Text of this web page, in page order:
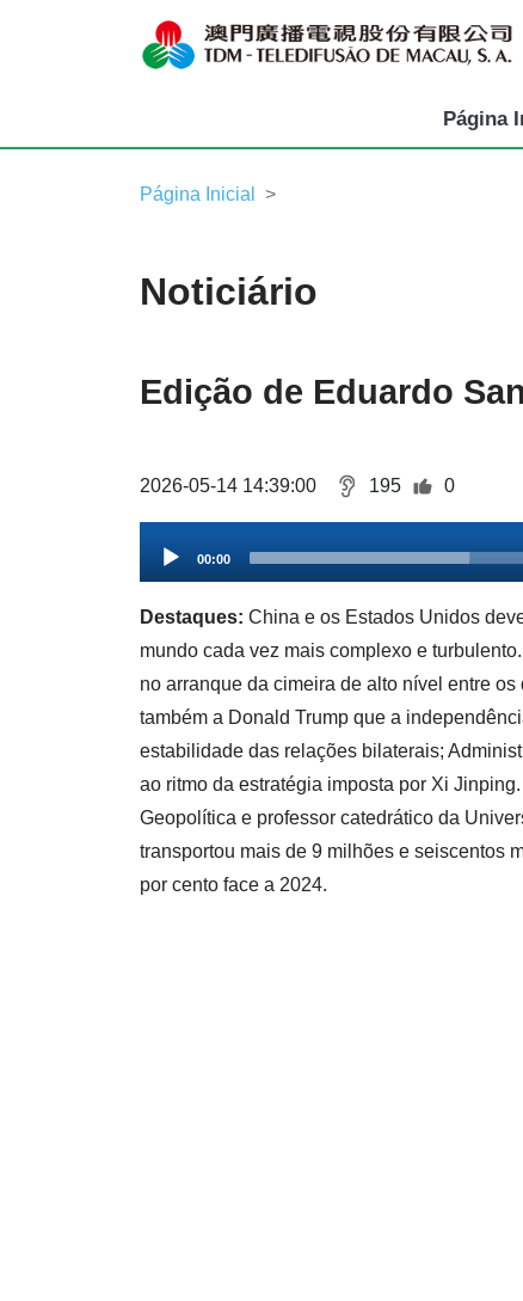
Página
Página Inicial
Noticiário
Edição de Eduardo
2026-05-14 14:39:00 195 0
Player
00:00
Destaques: China e os Estados Unidos
mundo cada vez mais complexo e
no arranque da cimeira de alto nível entre
também a Donald Trump que a
estabilidade das relações bilaterais;
ao ritmo da estratégia imposta por Xi
Geopolítica e professor catedrático da
transportou mais de 9 milhões e seiscentos
por cento face a 2024.